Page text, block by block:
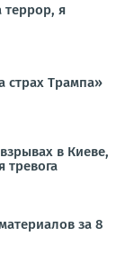
террор, я
страх Трампа»
в Киеве,
тревога
за 8